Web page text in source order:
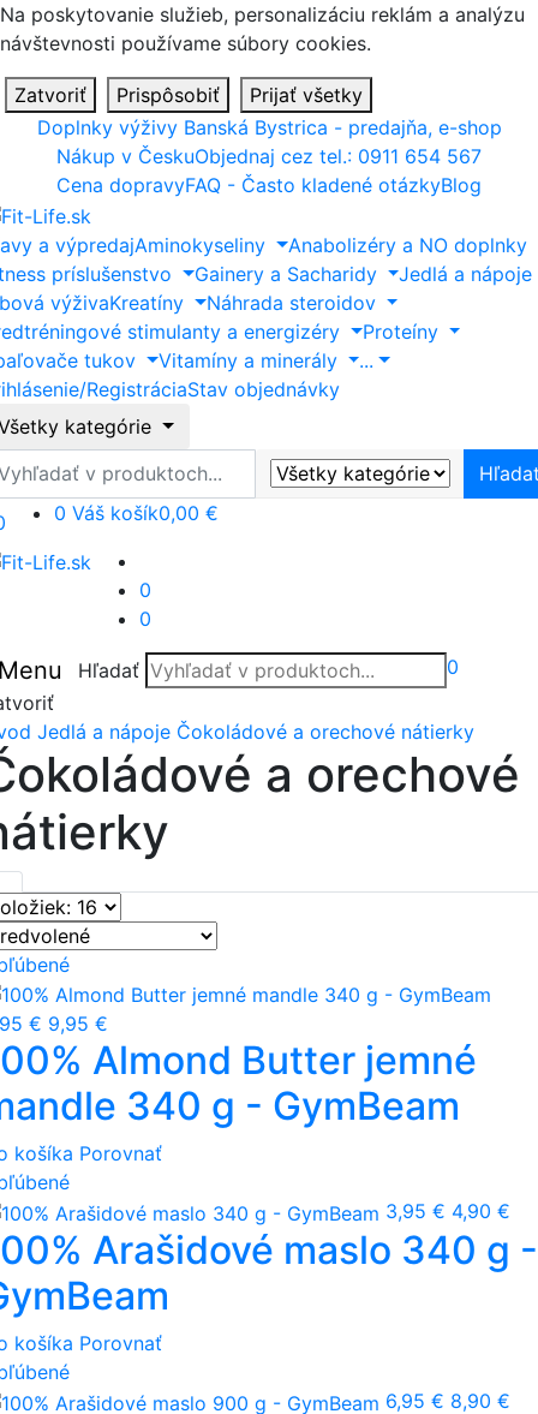
Na poskytovanie služieb, personalizáciu reklám a analýzu
návštevnosti používame súbory cookies.
Zatvoriť Prispôsobiť
Prijať všetky
Doplnky výživy Banská Bystrica - predajňa, e-shop
Nákup v ČeskuObjednaj cez tel.: 0911 654 567
Cena dopravyFAQ - Často kladené otázkyBlog
a výpredajAminokyseliny
Anabolizéry a NO doplnky
príslušenstvo
Gainery a Sacharidy
Jedlá a nápoje
výživaKreatíny
Náhrada steroidov
stimulanty a energizéry
Proteíny
tukov
Vitamíny a minerály
...
RegistráciaStav objednávky
kategórie
0 Váš košík0,00 €
0
0
Hľadať 0
Jedlá a nápoje Čokoládové a orechové nátierky
a orechové
€ 9,95 €
Almond Butter jemné
340 g - GymBeam
košíka Porovnať
3,95 € 4,90 €
Arašidové maslo 340 g -
košíka Porovnať
6,95 € 8,90 €